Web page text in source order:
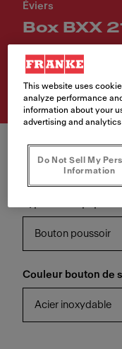
Éviers
Box BXX
Numéro d'article
127.0671.572
Bouton poussoir
Couleur bouton de
Acier inoxydable
This website uses
analyze performance
information about your
advertising and analytics
Do Not Sell My
Information